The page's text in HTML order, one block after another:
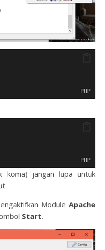
PHP
PHP
koma) jangan lupa untuk
Module Apache
Start.